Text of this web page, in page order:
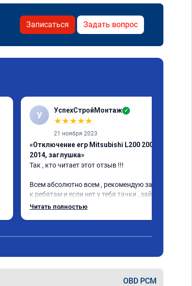
Записаться Задать вопрос
У УспехСтройМонтаж ✓
★★★★★
21 ноября 2023
«Отключение егр Mitsubishi L200 2006-
2014, заглушка»
Так , кто читает этот отзыв !!!
Всем абсолютно всем , рекомендую зайти
к ребятам и если нет у тебя тачки , зайди
тоже !Парни очень добрые общительные
Читать полностью
OBD PCM